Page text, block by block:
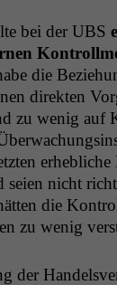
bei der UBS
die
direk­ten
zu wenig auf
erhe­bliche
seien nicht
die
zu wenig
der